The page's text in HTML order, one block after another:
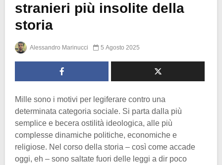
stranieri più insolite della
storia
Alessandro Marinucci 5 Agosto 2025
Mille sono i motivi per legiferare contro una
determinata categoria sociale. Si parta dalla più
semplice e becera ostilità ideologica, alle più
complesse dinamiche politiche, economiche e
religiose. Nel corso della storia – così come accade
oggi, eh – sono saltate fuori delle leggi a dir poco